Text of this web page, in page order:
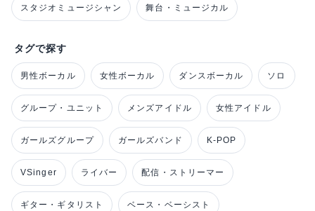
スタジオミュージシャン 舞台・ミュージカル
タグで探す
男性ボーカル 女性ボーカル ダンスボーカル ソロ
グループ・ユニット メンズアイドル 女性アイドル
ガールズグループ ガールズバンド K-POP
VSinger ライバー 配信・ストリーマー
ギター・ギタリスト ベース・ベーシスト